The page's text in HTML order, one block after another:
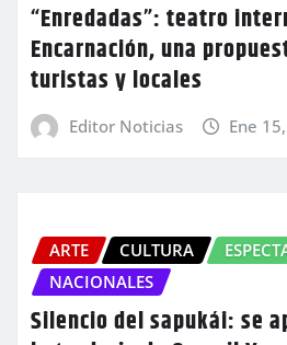
“Enredadas”: teatro
Encarnación, una
turistas y locales
Editor Noticias Ene
ARTE CULTURA
NACIONALES
Silencio del sapukái: se